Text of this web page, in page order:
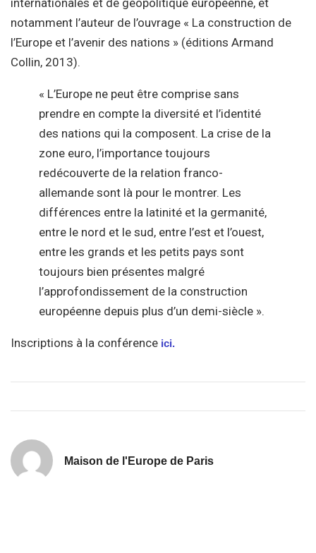
internationales et de géopolitique européenne, et
notamment l’auteur de l’ouvrage « La construction de
l’Europe et l’avenir des nations » (éditions Armand
Collin, 2013).
« L’Europe ne peut être comprise sans
prendre en compte la diversité et l’identité
des nations qui la composent. La crise de la
zone euro, l’importance toujours
redécouverte de la relation franco-
allemande sont là pour le montrer. Les
différences entre la latinité et la germanité,
entre le nord et le sud, entre l’est et l’ouest,
entre les grands et les petits pays sont
toujours bien présentes malgré
l’approfondissement de la construction
européenne depuis plus d’un demi-siècle ».
Inscriptions à la conférence ici.
Maison de l'Europe de Paris